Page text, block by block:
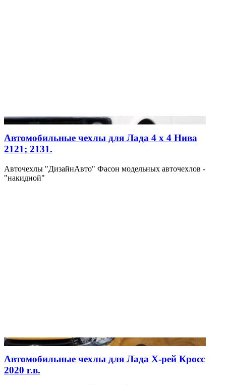
Автомобильные чехлы для Лада 4 х 4 Нива
2121; 2131.
Авточехлы "ДизайнАвто" Фасон модельных авточехлов -
"накидной"
Автомобильные чехлы для Лада Х-рей Кросс
2020 г.в.